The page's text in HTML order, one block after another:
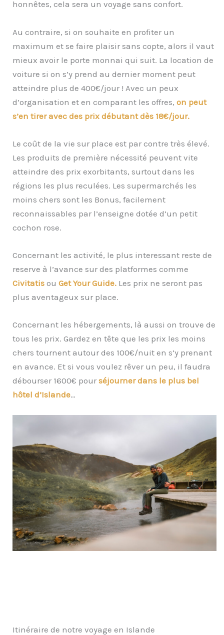
honnêtes, cela sera un voyage sans confort.
Au contraire, si on souhaite en profiter un
maximum et se faire plaisir sans copte, alors il vaut
mieux avoir le porte monnai qui suit. La location de
voiture si on s’y prend au dernier moment peut
atteindre plus de 400€/jour ! Avec un peux
d’organisation et en comparant les offres, on peut
s’en tirer avec des prix débutant dès 18€/jour.
Le coût de la vie sur place est par contre très élevé.
Les produits de première nécessité peuvent vite
atteindre des prix exorbitants, surtout dans les
régions les plus reculées. Les supermarchés les
moins chers sont les Bonus, facilement
reconnaissables par l’enseigne dotée d’un petit
cochon rose.
Concernant les activité, le plus interessant reste de
reserve à l’avance sur des platformes comme
Civitatis ou Get Your Guide. Les prix ne seront pas
plus aventageux sur place.
Concernant les hébergements, là aussi on trouve de
tous les prix. Gardez en tête que les prix les moins
chers tournent autour des 100€/nuit en s’y prenant
en avance. Et si vous voulez rêver un peu, il faudra
débourser 1600€ pour séjourner dans le plus bel
hôtel d’Islande…
Itinéraire de notre voyage en Islande